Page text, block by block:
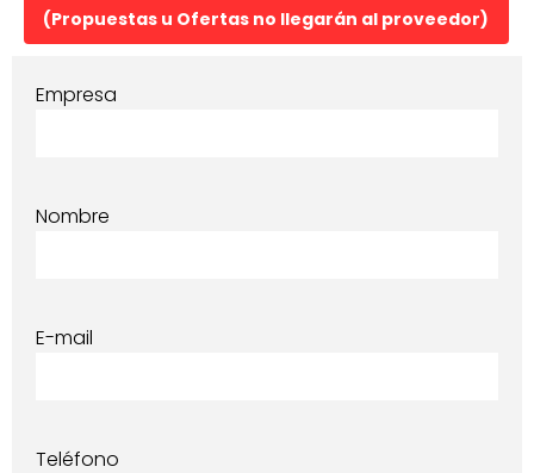
(Propuestas u Ofertas no llegarán al proveedor)
Empresa
Nombre
E-mail
Teléfono